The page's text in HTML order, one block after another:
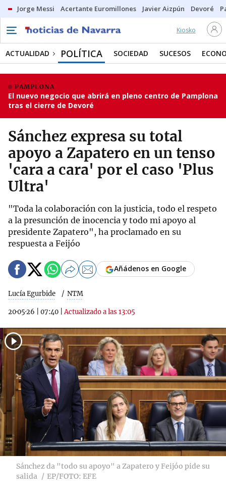
Jorge Messi Acertante Euromillones Javier Aizpún Devoré
Kiosko
ACTUALIDAD POLÍTICA SOCIEDAD SUCESOS
PAMPLONA
El nuevo negocio que abrirá en pleno centro de Pamplona
tras el cierre de Devoré
Sánchez expresa su total
apoyo a Zapatero en un tenso
'cara a cara' por el caso 'Plus
Ultra'
"Toda la colaboración con la justicia, todo el respeto
a la presunción de inocencia y todo mi apoyo al
presidente Zapatero", ha proclamado en su
respuesta a Feijóo
Lucía Egurbide NTM
20·05·26 07:40 |Actualizado a las 13:05
Añádenos en Google
Sánchez da "todo su apoyo" a Zapatero y Feijóo pide su
salida
EP/FOTO: EFE